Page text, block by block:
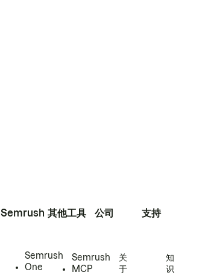
Semrush
Semrush
One
其他工具
Semrush
MCP
公司
关
于
支持
知
识